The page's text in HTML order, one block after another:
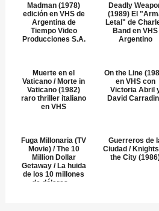
Madman (1978)
edición en VHS de
Argentina de
Tiempo Video
Producciones S.A.
Deadly
(1989) El
Letal" de
Band en VHS
Argentino
Muerte en el
Vaticano / Morte in
Vaticano (1982)
raro thriller italiano
en VHS
On the Line
en VHS con
Victoria Abril
David
Fuga Millonaria (TV
Movie) / The 10
Million Dollar
Getaway / La huida
de los 10 millones
de dólares ...
Guerreros de
Ciudad /
the City